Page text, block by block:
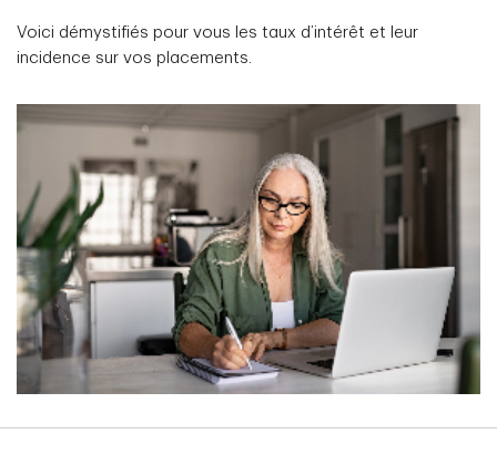
Voici démystifiés pour vous les taux d’intérêt et leur
incidence sur vos placements.